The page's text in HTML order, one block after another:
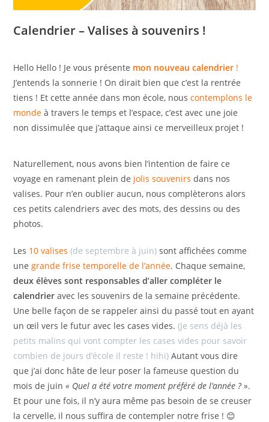
Calendrier – Valises à souvenirs !
Hello Hello ! Je vous présente mon nouveau calendrier !
J’entends la sonnerie ! On dirait bien que c’est la rentrée
tiens ! Et cette année dans mon école, nouscontemplons le
mondeà travers le temps et l’espace, c’est avec une joie
non dissimulée que j’attaque ainsi ce merveilleux projet !
Naturellement, nous avons bien l’intention de faire ce
voyage en ramenant plein de jolis souvenirs dans nos
valises. Pour n’en oublier aucun, nous complèterons alors
ces petits calendriers avec des mots, des dessins ou des
photos.
Les 10 valises (de septembre à juin) sont affichées comme
unegrande frise temporelle de l’année. Chaque semaine,
deux élèves sont responsables d’aller compléter le
calendrier avec les souvenirs de la semaine précédente.
Une belle façon de se rappeler ainsi du passé tout en ayant
un œil vers le futur avec les cases vides.(Je sens déjà les
petits malins qui vont compter les cases vides pour savoir
combien de jours d’école il reste ! hihi) Autant vous dire
que j’ai donc hâte de leur poser la fameuse question du
mois de juin« Quel a été votre moment préféré de l’année ? ».
Et pour une fois, il n’y aura même pas besoin de se creuser
la cervelle, il nous suffira de contempler notre frise ! 😊